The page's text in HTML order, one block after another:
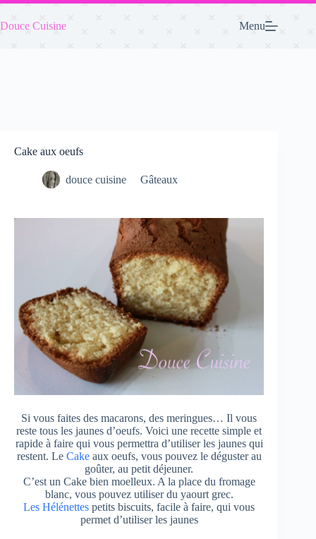
Passer
contenu
Douce Cuisine Menu
Cake aux oeufs
douce cuisine Gâteaux
Si vous faites des macarons, des meringues… Il vous
reste tous les jaunes d’oeufs. Voici une recette simple et
rapide à faire qui vous permettra d’utiliser les jaunes qui
restent. Le Cakeaux oeufs, vous pouvez le déguster au
goûter, au petit déjeuner.
C’est un Cake bien moelleux. A la place du fromage
blanc, vous pouvez utiliser du yaourt grec.
Les Hélénettes petits biscuits, facile à faire, qui vous
permet d’utiliser les jaunes